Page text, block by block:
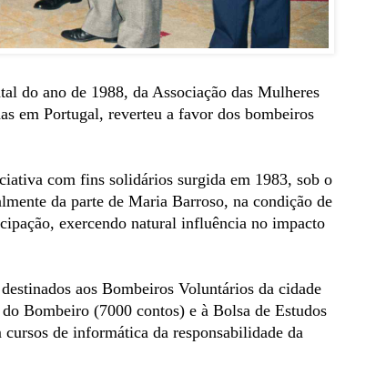
do ano de 1988, da Associação das Mulheres
em Portugal, reverteu a favor dos bombeiros
com fins solidários surgida em 1983, sob o
da parte de Maria Barroso, na condição de
exercendo natural influência no impacto
aos Bombeiros Voluntários da cidade
Bombeiro (7000 contos) e à Bolsa de Estudos
de informática da responsabilidade da